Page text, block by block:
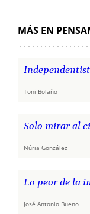
MÁS EN
Toni Bolaño
Solo mirar al
Núria González
Lo peor de la
José Antonio Bueno